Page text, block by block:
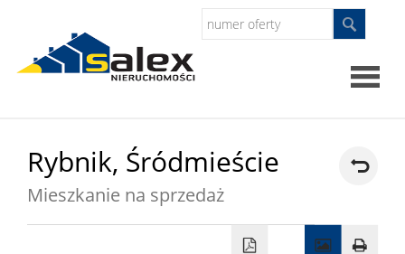
Rybnik, Śródmieście
Mieszkanie na sprzedaż